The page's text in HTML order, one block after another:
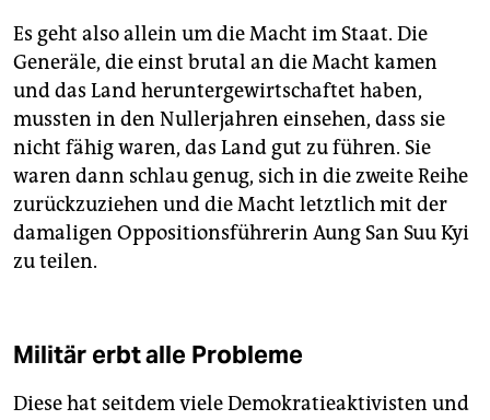
Es geht also allein um die Macht im Staat. Die
Generäle, die einst brutal an die Macht kamen
und das Land heruntergewirtschaftet haben,
mussten in den Nullerjahren einsehen, dass sie
nicht fähig waren, das Land gut zu führen. Sie
waren dann schlau genug, sich in die zweite Reihe
zurückzuziehen und die Macht letztlich mit der
damaligen Oppositionsführerin Aung San Suu Kyi
zu teilen.
Militär erbt alle Probleme
Diese hat seitdem viele Demokratieaktivisten und